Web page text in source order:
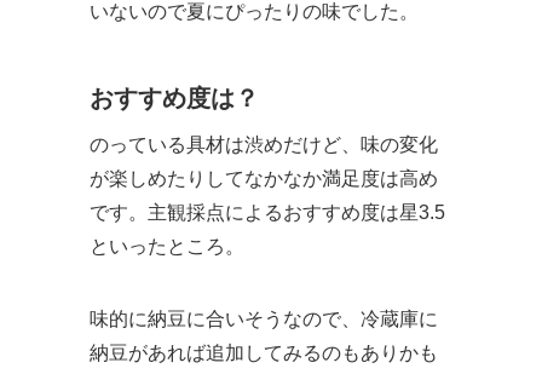
いないので夏にぴったりの味でした。
おすすめ度は？
のっている具材は渋めだけど、味の変化
が楽しめたりしてなかなか満足度は高め
です。主観採点によるおすすめ度は星3.5
といったところ。
味的に納豆に合いそうなので、冷蔵庫に
納豆があれば追加してみるのもありかも